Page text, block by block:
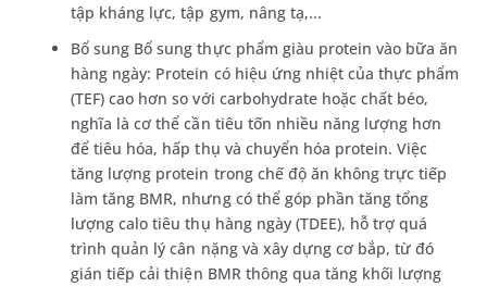
tập kháng lực, tập gym, nâng tạ,...
Bổ sung Bổ sung thực phẩm giàu protein vào bữa ăn
hàng ngày: Protein có hiệu ứng nhiệt của thực phẩm
(TEF) cao hơn so với carbohydrate hoặc chất béo,
nghĩa là cơ thể cần tiêu tốn nhiều năng lượng hơn
để tiêu hóa, hấp thụ và chuyển hóa protein. Việc
tăng lượng protein trong chế độ ăn không trực tiếp
làm tăng BMR, nhưng có thể góp phần tăng tổng
lượng calo tiêu thụ hàng ngày (TDEE), hỗ trợ quá
trình quản lý cân nặng và xây dựng cơ bắp, từ đó
gián tiếp cải thiện BMR thông qua tăng khối lượng